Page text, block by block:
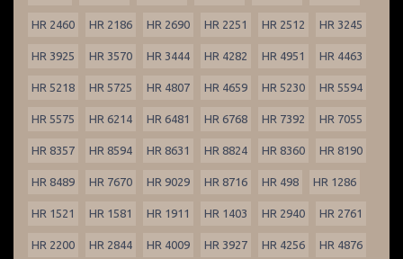
HR 2460 HR 2186 HR 2690 HR 2251 HR 2512 HR 3245
HR 3925 HR 3570 HR 3444 HR 4282 HR 4951 HR 4463
HR 5218 HR 5725 HR 4807 HR 4659 HR 5230 HR 5594
HR 5575 HR 6214 HR 6481 HR 6768 HR 7392 HR 7055
HR 8357 HR 8594 HR 8631 HR 8824 HR 8360 HR 8190
HR 8489 HR 7670 HR 9029 HR 8716 HR 498 HR 1286
HR 1521 HR 1581 HR 1911 HR 1403 HR 2940 HR 2761
HR 2200 HR 2844 HR 4009 HR 3927 HR 4256 HR 4876